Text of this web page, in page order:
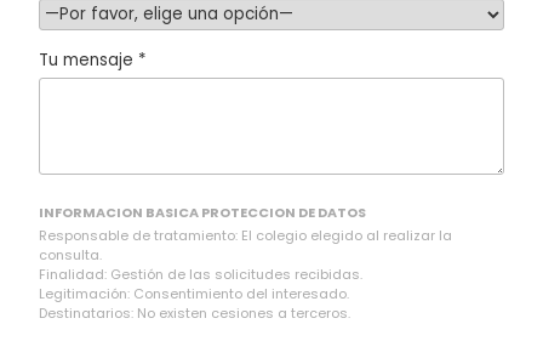
Tu mensaje *
INFORMACION BASICA PROTECCION DE DATOS
Responsable de tratamiento: El colegio elegido al realizar la
consulta.
Finalidad: Gestión de las solicitudes recibidas.
Legitimación: Consentimiento del interesado.
Destinatarios: No existen cesiones a terceros.